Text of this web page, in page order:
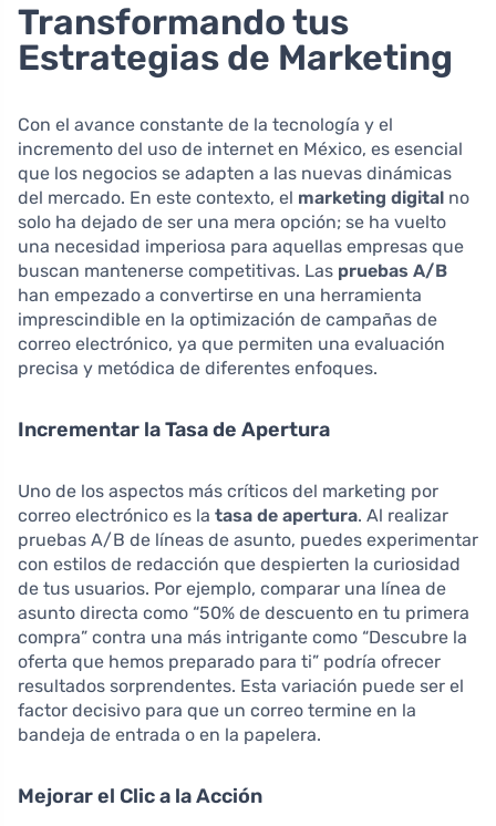
Transformando tus
Estrategias de Marketing
Con el avance constante de la tecnología y el
incremento del uso de internet en México, es esencial
que los negocios se adapten a las nuevas dinámicas
del mercado. En este contexto, el marketing digital no
solo ha dejado de ser una mera opción; se ha vuelto
una necesidad imperiosa para aquellas empresas que
buscan mantenerse competitivas. Las pruebas A/B
han empezado a convertirse en una herramienta
imprescindible en la optimización de campañas de
correo electrónico, ya que permiten una evaluación
precisa y metódica de diferentes enfoques.
Incrementar la Tasa de Apertura
Uno de los aspectos más críticos del marketing por
correo electrónico es la tasa de apertura. Al realizar
pruebas A/B de líneas de asunto, puedes experimentar
con estilos de redacción que despierten la curiosidad
de tus usuarios. Por ejemplo, comparar una línea de
asunto directa como “50% de descuento en tu primera
compra” contra una más intrigante como “Descubre la
oferta que hemos preparado para ti” podría ofrecer
resultados sorprendentes. Esta variación puede ser el
factor decisivo para que un correo termine en la
bandeja de entrada o en la papelera.
Mejorar el Clic a la Acción